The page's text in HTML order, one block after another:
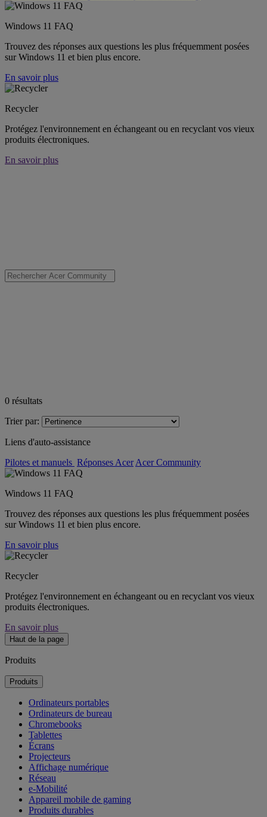
Windows 11 FAQ
Trouvez des réponses aux questions les plus fréquemment posées
sur Windows 11 et bien plus encore.
En savoir plus
Recycler
Protégez l'environnement en échangeant ou en recyclant vos vieux
produits électroniques.
En savoir plus
0 résultats
Trier par:
Liens d'auto-assistance
Pilotes et manuels Réponses Acer Acer Community
Windows 11 FAQ
Trouvez des réponses aux questions les plus fréquemment posées
sur Windows 11 et bien plus encore.
En savoir plus
Recycler
Protégez l'environnement en échangeant ou en recyclant vos vieux
produits électroniques.
En savoir plus
Haut de la page
Produits
Produits
Ordinateurs portables
Ordinateurs de bureau
Chromebooks
Tablettes
Écrans
Projecteurs
Affichage numérique
Réseau
e-Mobilité
Appareil mobile de gaming
Produits durables